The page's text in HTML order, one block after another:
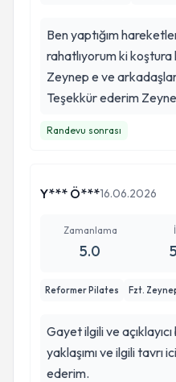
Ben yaptığım hareketlerden o kadar
rahatlıyorum ki koştura koştura gidiyorum
Zeynep e ve arkadaşlarıma öneriyorum.
Teşekkür
Randevu sonrası
Y*** Ö***16.06.2026
Zamanlama
5.0
Reformer Pilates Fzt.
Gayet ilgili ve
yaklaşımı ve ilgili tavrı
ederim.